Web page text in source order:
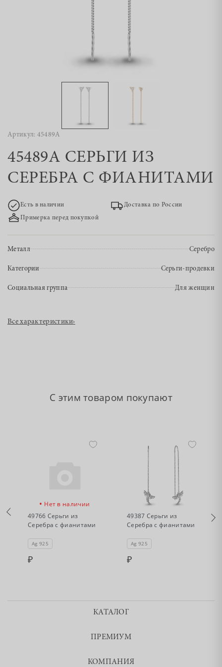
Артикул: 45489А
45489А СЕРЬГИ ИЗ
СЕРЕБРА С ФИАНИТАМИ
Есть в наличии
Доставка по России
Примерка перед покупкой
Металл Серебро
Категории Серьги-продевки
Социальная группа Для женщин
Все характеристики›
С этим товаром покупают
• Нет в наличии
49766 Серьги из
Серебра с фианитами
Ag 925
Нет в наличии
49387 Серьги из
Серебра с фианитами
Ag 925
КАТАЛОГ
ПРЕМИУМ
КОМПАНИЯ